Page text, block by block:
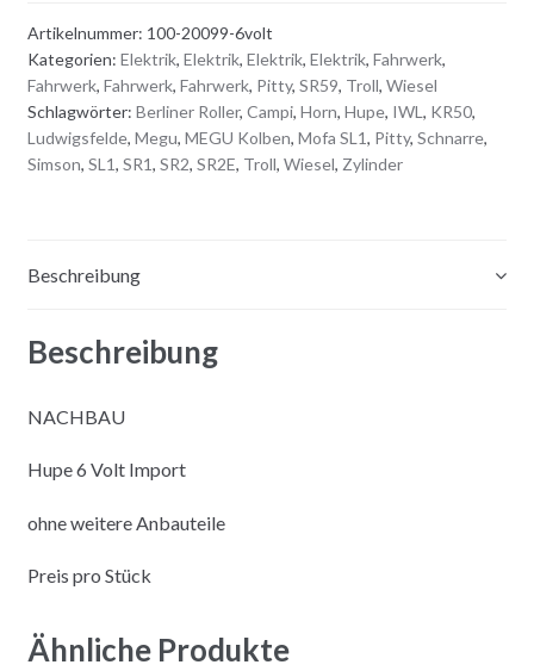
r
n
t
i
Artikelnummer: 100-20099-6volt
Kategorien: Elektrik, Elektrik, Elektrik, Elektrik, Fahrwerk,
Fahrwerk, Fahrwerk, Fahrwerk, Pitty, SR59, Troll, Wiesel
Schlagwörter: Berliner Roller, Campi, Horn, Hupe, IWL , KR50,
Ludwigsfelde, Megu, MEGU Kolben, Mofa SL1, Pitty, Schnarre,
Simson, SL1, SR1, SR2, SR2E, Troll, Wiesel, Zylinder
Beschreibung
Beschreibung
NACHBAU
Hupe 6 Volt Import
ohne weitere Anbauteile
Preis pro Stück
Ähnliche Produkte